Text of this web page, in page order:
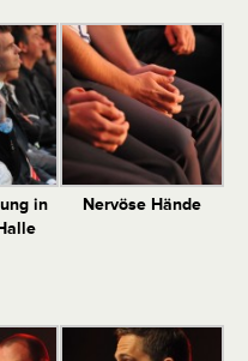
in
Nervöse Hände